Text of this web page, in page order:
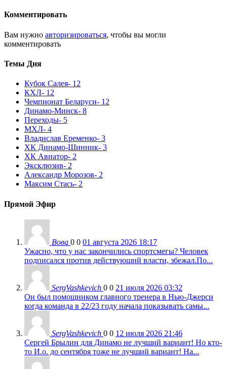
Комментировать
Вам нужно авторизироваться, чтобы вы могли
комментировать
Темы Дня
Кубок Салея- 12
КХЛ- 12
Чемпионат Беларуси- 12
Динамо-Минск- 8
Переходы- 5
МХЛ- 4
Владислав Еременко- 3
ХК Динамо-Шинник- 3
ХК Авиатор- 2
Эксклюзив- 2
Александр Морозов- 2
Максим Стась- 2
Прямой Эфир
Вова 0 0 01 августа 2026 18:17
Ужасно, что у нас закончились спортсмегы? Человек
подписался против действующнй власти, збежал.По...
SergVashkevich 0 0 21 июля 2026 03:32
Он был помощником главного тренера в Нью-Джерси
когда команда в 22/23 году начала показывать самы...
SergVashkevich 0 0 12 июля 2026 21:46
Сергей Брылин для Динамо не лучший вариант! Но кто-
то И.о. до сентября тоже не лучший вариант! На...